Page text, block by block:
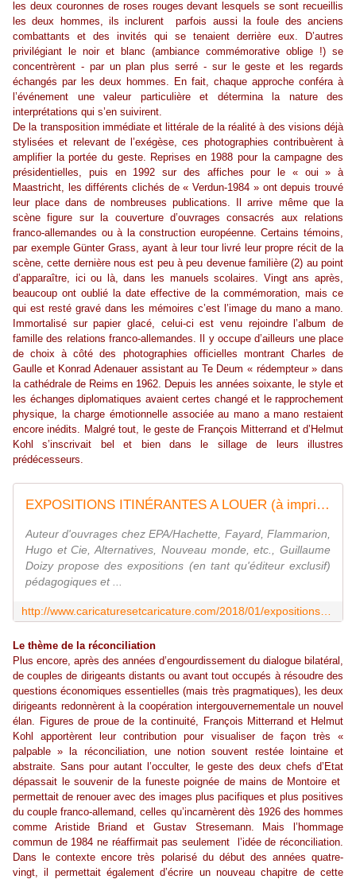
les deux couronnes de roses rouges devant lesquels se sont recueillis
les deux hommes, ils inclurent parfois aussi la foule des anciens
combattants et des invités qui se tenaient derrière eux. D’autres
privilégiant le noir et blanc (ambiance commémorative oblige !) se
concentrèrent - par un plan plus serré - sur le geste et les regards
échangés par les deux hommes. En fait, chaque approche conféra à
l’événement une valeur particulière et détermina la nature des
interprétations qui s’en suivirent.
De la transposition immédiate et littérale de la réalité à des visions déjà
stylisées et relevant de l’exégèse, ces photographies contribuèrent à
amplifier la portée du geste. Reprises en 1988 pour la campagne des
présidentielles, puis en 1992 sur des affiches pour le « oui » à
Maastricht, les différents clichés de « Verdun-1984 » ont depuis trouvé
leur place dans de nombreuses publications. Il arrive même que la
scène figure sur la couverture d’ouvrages consacrés aux relations
franco-allemandes ou à la construction européenne. Certains témoins,
par exemple Günter Grass, ayant à leur tour livré leur propre récit de la
scène, cette dernière nous est peu à peu devenue familière (2) au point
d’apparaître, ici ou là, dans les manuels scolaires. Vingt ans après,
beaucoup ont oublié la date effective de la commémoration, mais ce
qui est resté gravé dans les mémoires c’est l’image du mano a mano.
Immortalisé sur papier glacé, celui-ci est venu rejoindre l’album de
famille des relations franco-allemandes. Il y occupe d’ailleurs une place
de choix à côté des photographies officielles montrant Charles de
Gaulle et Konrad Adenauer assistant au Te Deum « rédempteur » dans
la cathédrale de Reims en 1962. Depuis les années soixante, le style et
les échanges diplomatiques avaient certes changé et le rapprochement
physique, la charge émotionnelle associée au mano a mano restaient
encore inédits. Malgré tout, le geste de François Mitterrand et d’Helmut
Kohl s’inscrivait bel et bien dans le sillage de leurs illustres
prédécesseurs.
EXPOSITIONS ITINÉRANTES A LOUER (à imprimer) pour médiathèques, centres culturels, mairies, comités d'entreprises, comités d'établissement, établissements scolaires...
Auteur d'ouvrages chez EPA/Hachette, Fayard, Flammarion,
Hugo et Cie, Alternatives, Nouveau monde, etc., Guillaume
Doizy propose des expositions (en tant qu'éditeur exclusif)
pédagogiques et ...
Le thème de la réconciliation
Plus encore, après des années d’engourdissement du dialogue bilatéral,
de couples de dirigeants distants ou avant tout occupés à résoudre des
questions économiques essentielles (mais très pragmatiques), les deux
dirigeants redonnèrent à la coopération intergouvernementale un nouvel
élan. Figures de proue de la continuité, François Mitterrand et Helmut
Kohl apportèrent leur contribution pour visualiser de façon très «
palpable » la réconciliation, une notion souvent restée lointaine et
abstraite. Sans pour autant l’occulter, le geste des deux chefs d’Etat
dépassait le souvenir de la funeste poignée de mains de Montoire et
permettait de renouer avec des images plus pacifiques et plus positives
du couple franco-allemand, celles qu’incarnèrent dès 1926 des hommes
comme Aristide Briand et Gustav Stresemann. Mais l’hommage
commun de 1984 ne réaffirmait pas seulement l’idée de réconciliation.
Dans le contexte encore très polarisé du début des années quatre-
vingt, il permettait également d’écrire un nouveau chapitre de cette